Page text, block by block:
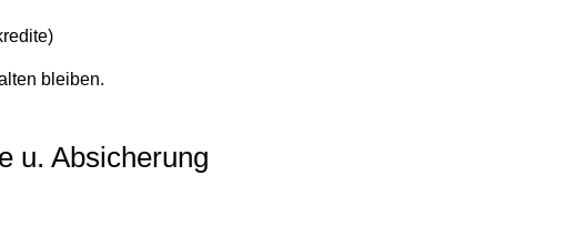
bleiben.
u. Absicherung